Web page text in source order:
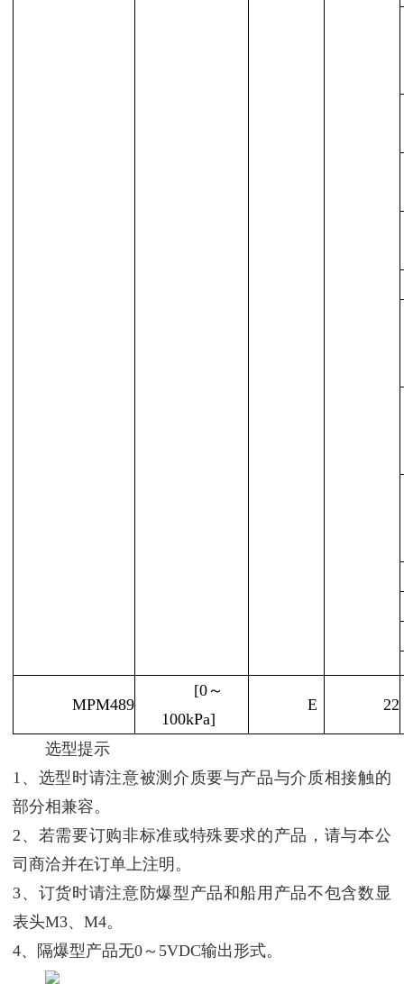
MPM489
[0～
100kPa]
E 22
选型提示
1、选型时请注意被测介质要与产品与介质相接触的
部分相兼容。
2、若需要订购非标准或特殊要求的产品，请与本公
司商洽并在订单上注明。
3、订货时请注意防爆型产品和船用产品不包含数显
表头M3、M4。
4、隔爆型产品无0～5VDC输出形式。